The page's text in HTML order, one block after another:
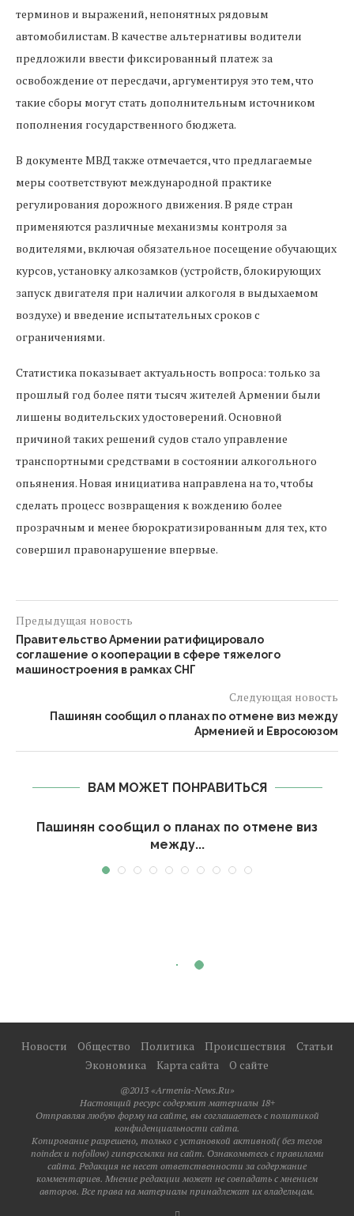
терминов и выражений, непонятных рядовым
автомобилистам. В качестве альтернативы водители
предложили ввести фиксированный платеж за
освобождение от пересдачи, аргументируя это тем, что
такие сборы могут стать дополнительным источником
пополнения государственного бюджета.
В документе МВД также отмечается, что предлагаемые
меры соответствуют международной практике
регулирования дорожного движения. В ряде стран
применяются различные механизмы контроля за
водителями, включая обязательное посещение обучающих
курсов, установку алкозамков (устройств, блокирующих
запуск двигателя при наличии алкоголя в выдыхаемом
воздухе) и введение испытательных сроков с
ограничениями.
Статистика показывает актуальность вопроса: только за
прошлый год более пяти тысяч жителей Армении были
лишены водительских удостоверений. Основной
причиной таких решений судов стало управление
транспортными средствами в состоянии алкогольного
опьянения. Новая инициатива направлена на то, чтобы
сделать процесс возвращения к вождению более
прозрачным и менее бюрократизированным для тех, кто
совершил правонарушение впервые.
Предыдущая новость
Правительство Армении ратифицировало
соглашение о кооперации в сфере тяжелого
машиностроения в рамках СНГ
Следующая новость
Пашинян сообщил о планах по отмене виз между
Арменией и Евросоюзом
ВАМ МОЖЕТ ПОНРАВИТЬСЯ
Пашинян сообщил о планах по отмене виз
между...
Новости Общество Политика Происшествия
Статьи
Экономика
Карта сайта О сайте
@2013 «Armenia-News.Ru»
Настоящий ресурс содержит материалы 18+
Отправляя любую форму на сайте, вы соглашаетесь с политикой
конфиденциальности сайта.
Копирование разрешено, только с установкой активной( без тегов
noindex и nofollow) гиперссылки на сайт. Ознакомьтесь с правилами
сайта. Редакция не несет ответственности за содержание
комментариев. Мнение редакции может не совпадать с мнением
авторов. Все права на материалы принадлежат их владельцам.